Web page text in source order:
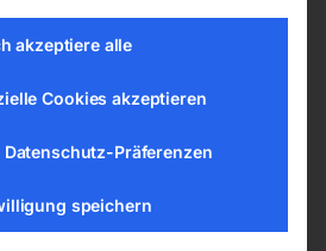
Modell HSG 400/1000 ALV
akzeptiere alle
Cookies akzeptieren
Präferenzen
speichern